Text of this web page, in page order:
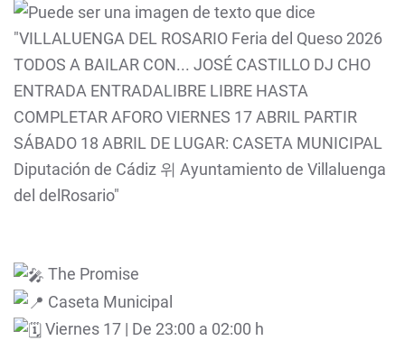
The Promise
Caseta Municipal
Viernes 17 | De 23:00 a 02:00 h